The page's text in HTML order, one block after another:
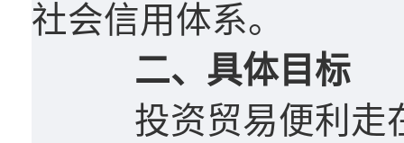
社会信用体系。
二、具体目标
投资贸易便利走在